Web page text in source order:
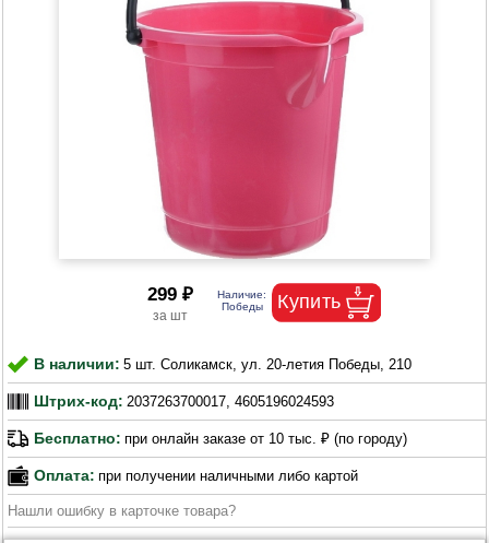
299 ₽
В наличии: 5 шт. Соликамск, ул. 20-летия Победы, 210
Штрих-код: 2037263700017, 4605196024593
Бесплатно: при онлайн заказе от 10 тыс. ₽ (по городу)
Оплата: при получении наличными либо картой
Нашли ошибку в карточке товара?